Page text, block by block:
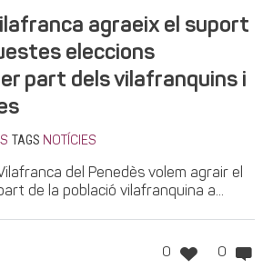
agraeix el suport
eleccions
part dels vilafranquins i
TAGS NOTÍCIES
del Penedès volem agrair el
de la població vilafranquina a...
0 0